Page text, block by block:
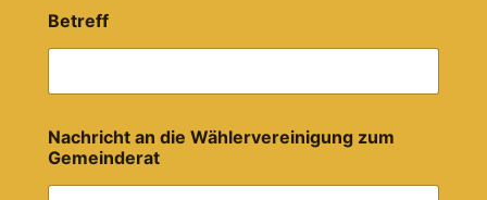
B
e
t
e
f
W
Betreff
Nachricht an die Wählervereinigung zum
Gemeinderat